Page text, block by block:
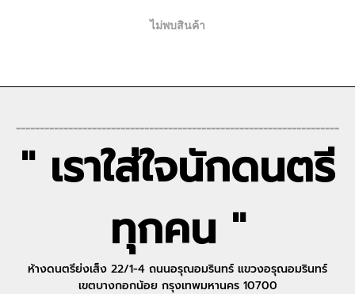
ไม่พบสินค้า
--------------------------------------------------------------------
" เราใส่ใจนักดนตรี
ทุกคน "
ห้างดนตรีย่งเส็ง 22/1-4 ถนนอรุณอมรินทร์ แขวงอรุณอมรินทร์
เขตบางกอกน้อย กรุงเทพมหานคร 10700